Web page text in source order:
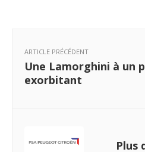
ARTICLE PRÉCÉDENT
Une Lamorghini à un
exorbitant
Plus